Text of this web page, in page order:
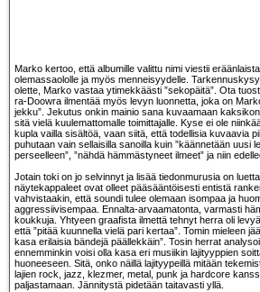
Marko kertoo, että albumille valittu nimi viestii
olemassaololle ja myös menneisyydelle.
olette, Marko vastaa ytimekkäästi ”sekopäitä”. Ota
ra-Doowra ilmentää myös levyn luonnetta, joka on
jekku”. Jekutus onkin mainio sana kuvaamaan
sitä vielä kuulemattomalle toimittajalle. Kyse ei ole
kupla vailla sisältöä, vaan siitä, että todellisia kuvaavia
puhutaan vain sellaisilla sanoilla kuin ”käännetään uusi
perseelleen”, ”nähdä hämmästyneet ilmeet” ja niin
Jotain toki on jo selvinnyt ja lisää tiedonmurusia on
näytekappaleet ovat olleet pääsääntöisesti entistä
vahvistaakin, että soundi tulee olemaan isompaa ja
aggressiivisempaa. Ennalta-arvaamatonta, varmasti
koukkuja. Yhtyeen graafista ilmettä tehnyt herra oli
että ”pitää kuunnella vielä pari kertaa”. Tomin mieleen
kasa erilaisia bändejä päällekkäin”. Tosin herrat
ennemminkin voisi olla kasa eri musiikin lajityyppien
huoneeseen. Sitä, onko näillä lajityypeillä mitään
lajien rock, jazz, klezmer, metal, punk ja hardcore
paljastamaan. Jännitystä pidetään taitavasti yllä.